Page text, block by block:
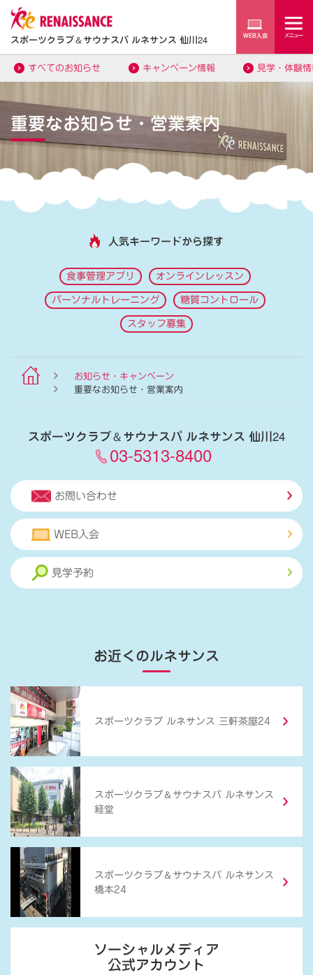
スポーツクラブ＆サウナスパ ルネサンス 仙川24
すべてのお知らせ キャンペーン情報 見学・体験
重要なお知らせ・営業案内
人気キーワードから探す
食事管理アプリ オンラインレッスン
パーソナルトレーニング 糖質コントロール
スタッフ募集
お知らせ・キャンペーン
重要なお知らせ・営業案内
スポーツクラブ＆サウナスパ ルネサンス 仙川24
03-5313-8400
お問い合わせ
WEB入会
見学予約
お近くのルネサンス
スポーツクラブ ルネサンス 三軒茶屋24
スポーツクラブ ＆ サウナスパ ルネサンス
経堂
スポーツクラブ ＆ サウナスパ ルネサンス
橋本24
ソーシャルメディア
公式アカウント